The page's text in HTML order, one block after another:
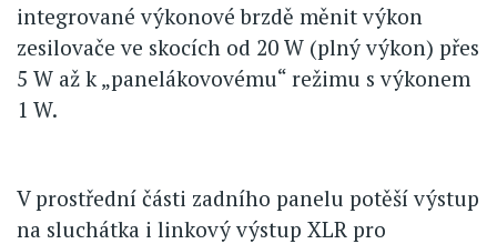
integrované výkonové brzdě měnit výkon
zesilovače ve skocích od 20 W (plný výkon) přes
5 W až k „panelákovovému“ režimu s výkonem
1 W.
V prostřední části zadního panelu potěší výstup
na sluchátka i linkový výstup XLR pro